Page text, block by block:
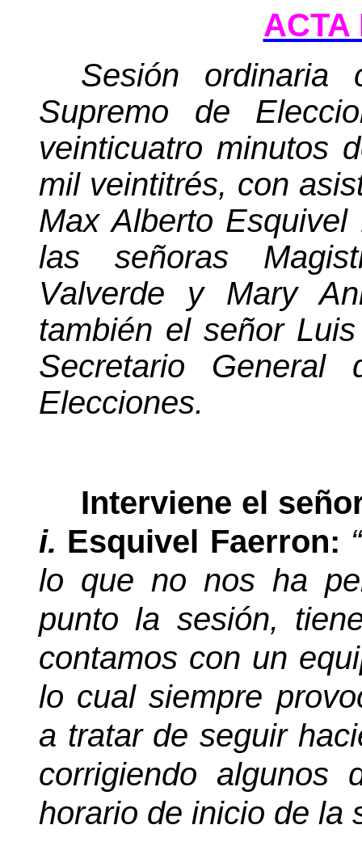
ACTA
Sesión ordinaria
Supremo de
veinticuatro minutos
mil veintitrés, con
Max Alberto
las señoras
Valverde y Mary
también el señor
Secretario General
Elecciones.
Interviene el
i. Esquivel Faerron:
lo que no nos ha
punto la sesión,
contamos con un
lo cual siempre
a tratar de seguir
corrigiendo algunos
horario de inicio de la